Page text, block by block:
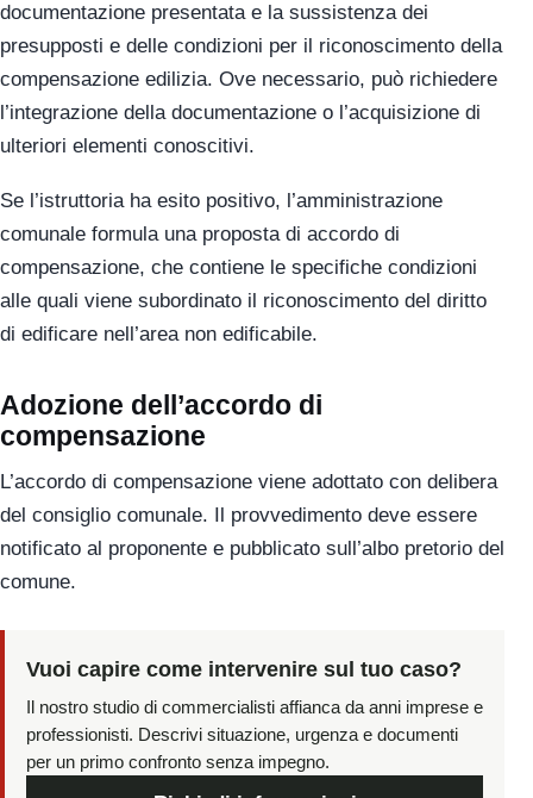
documentazione presentata e la sussistenza dei
presupposti e delle condizioni per il riconoscimento della
compensazione edilizia. Ove necessario, può richiedere
l’integrazione della documentazione o l’acquisizione di
ulteriori elementi conoscitivi.
Se l’istruttoria ha esito positivo, l’amministrazione
comunale formula una proposta di accordo di
compensazione, che contiene le specifiche condizioni
alle quali viene subordinato il riconoscimento del diritto
di edificare nell’area non edificabile.
Adozione dell’accordo di
compensazione
L’accordo di compensazione viene adottato con delibera
del consiglio comunale. Il provvedimento deve essere
notificato al proponente e pubblicato sull’albo pretorio del
comune.
Vuoi capire come intervenire sul tuo caso?
Il nostro studio di commercialisti affianca da anni imprese e
professionisti. Descrivi situazione, urgenza e documenti
per un primo confronto senza impegno.